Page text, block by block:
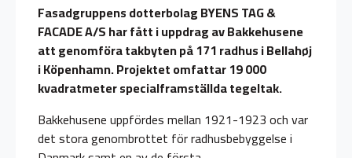
Fasadgruppens dotterbolag BYENS TAG &
FACADE A/S har fått i uppdrag av Bakkehusene
att genomföra takbyten på 171 radhus i Bellahøj
i Köpenhamn. Projektet omfattar 19 000
kvadratmeter specialframställda tegeltak.
Bakkehusene uppfördes mellan 1921-1923 och var
det stora genombrottet för radhusbebyggelse i